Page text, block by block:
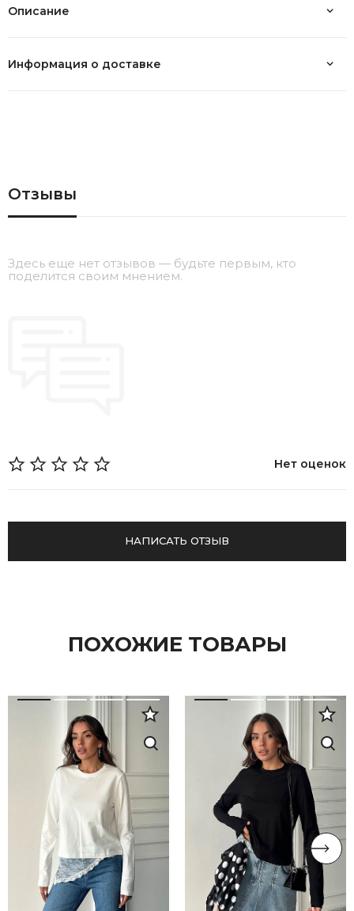
Описание
Информация о доставке
Отзывы
Здесь еще нет отзывов — будьте первым, кто
поделится своим мнением.
Нет оценок
НАПИСАТЬ ОТЗЫВ
ПОХОЖИЕ ТОВАРЫ